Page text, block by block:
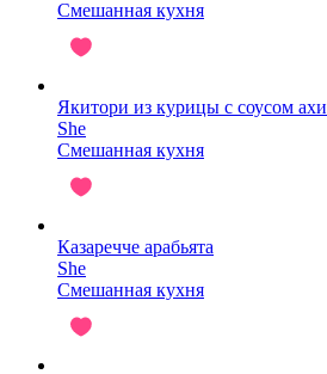
Смешанная кухня
Якитори из курицы с соусом
She
Смешанная кухня
Казаречче арабьята
She
Смешанная кухня